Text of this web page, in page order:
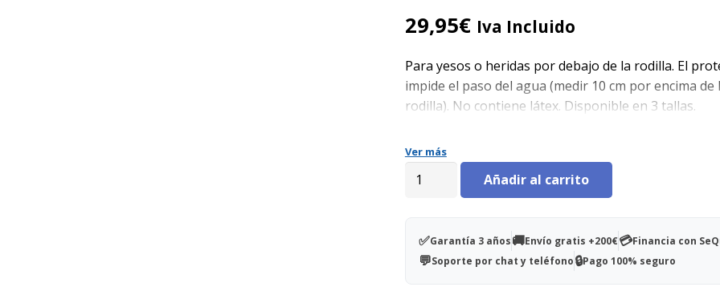
29,95€ Iva Incluido
Para yesos o heridas por debajo de la rodilla. El
impide el paso del agua (medir 10 cm por encima de
rodilla). No contiene látex. Disponible en 3 tallas.
Ver más
Protector
(52-
Añadir al carrito
✅Garantía 3 años🚚Envío gratis +200€💳Financia con
💬Soporte por chat y teléfono🔒Pago 100% seguro